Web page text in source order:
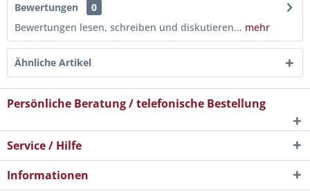
Bewertungen
0
Bewertungen lesen, schreiben und diskutieren... mehr
Ähnliche Artikel
Persönliche Beratung / telefonische Bestellung
Service / Hilfe
Informationen